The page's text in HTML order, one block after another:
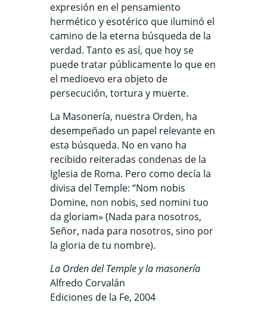
expresión en el pensamiento
hermético y esotérico que iluminó el
camino de la eterna búsqueda de la
verdad. Tanto es así, que hoy se
puede tratar públicamente lo que en
el medioevo era objeto de
persecución, tortura y muerte.
La Masonería, nuestra Orden, ha
desempeñado un papel relevante en
esta búsqueda. No en vano ha
recibido reiteradas condenas de la
Iglesia de Roma. Pero como decía la
divisa del Temple: “Nom nobis
Domine, non nobis, sed nomini tuo
da gloriam» (Nada para nosotros,
Señor, nada para nosotros, sino por
la gloria de tu nombre).
La Orden del Temple y la masonería
Alfredo Corvalán
Ediciones de la Fe, 2004